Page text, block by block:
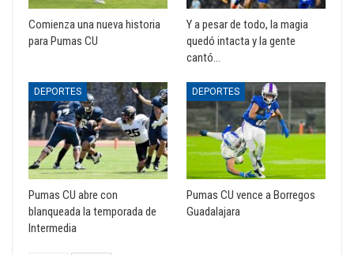
Comienza una nueva historia
para Pumas CU
Y a pesar de todo, la magia
quedó intacta y la gente
cantó…
DEPORTES
Pumas CU abre con
blanqueada la temporada de
Intermedia
DEPORTES
Pumas CU vence a Borregos
Guadalajara